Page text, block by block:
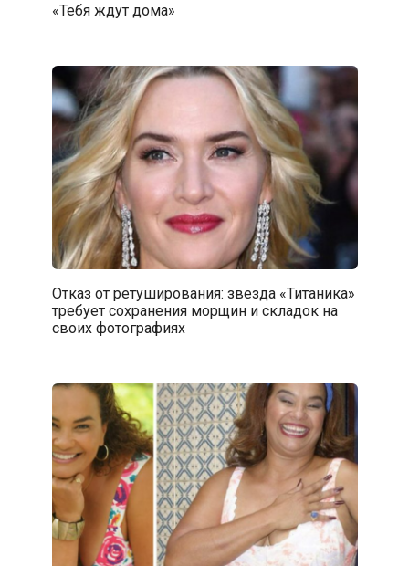
«Тебя ждут дома»
Отказ от ретуширования: звезда «Титаника»
требует сохранения морщин и складок на
своих фотографиях